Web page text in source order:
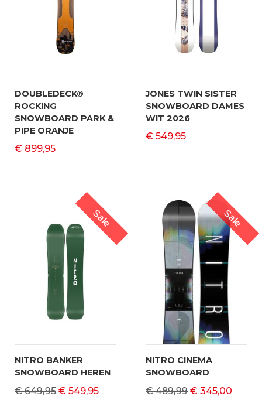
DOUBLEDECK®
ROCKING
SNOWBOARD PARK &
PIPE ORANJE
€ 899,95
JONES TWIN SISTER
SNOWBOARD DAMES
WIT 2026
€ 549,95
Sale
NITRO BANKER
SNOWBOARD HEREN
€ 649,95 € 549,95
Sale
NITRO CINEMA
SNOWBOARD
€ 489,99 € 345,00